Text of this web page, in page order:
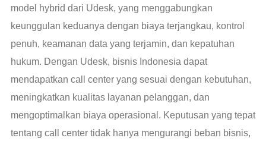
model hybrid dari Udesk, yang menggabungkan
keunggulan keduanya dengan biaya terjangkau, kontrol
penuh, keamanan data yang terjamin, dan kepatuhan
hukum. Dengan Udesk, bisnis Indonesia dapat
mendapatkan call center yang sesuai dengan kebutuhan,
meningkatkan kualitas layanan pelanggan, dan
mengoptimalkan biaya operasional. Keputusan yang tepat
tentang call center tidak hanya mengurangi beban bisnis,